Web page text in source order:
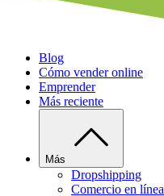
Blog
Cómo vender online
Emprender
Más reciente
Más
Dropshipping
Comercio en línea